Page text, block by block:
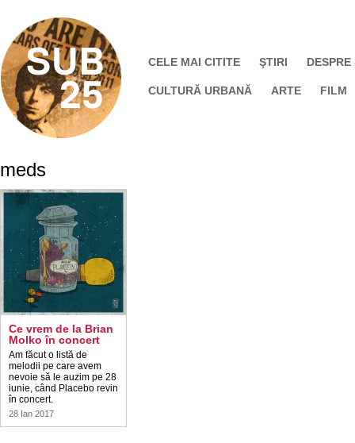
CELE MAI CITITE ŞTIRI DESPRE
CULTURĂ URBANĂ ARTE FILM
meds
Ce vrem de la Brian
Molko în concert
Am făcut o listă de
melodii pe care avem
nevoie să le auzim pe 28
iunie, când Placebo revin
în concert.
28 Ian 2017